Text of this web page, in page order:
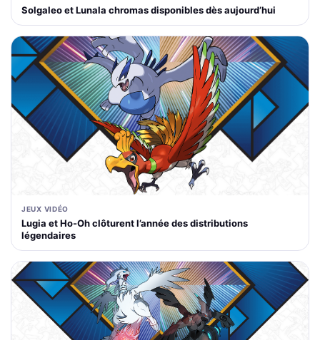
Solgaleo et Lunala chromas disponibles dès aujourd’hui
JEUX VIDÉO
Lugia et Ho-Oh clôturent l’année des distributions
légendaires